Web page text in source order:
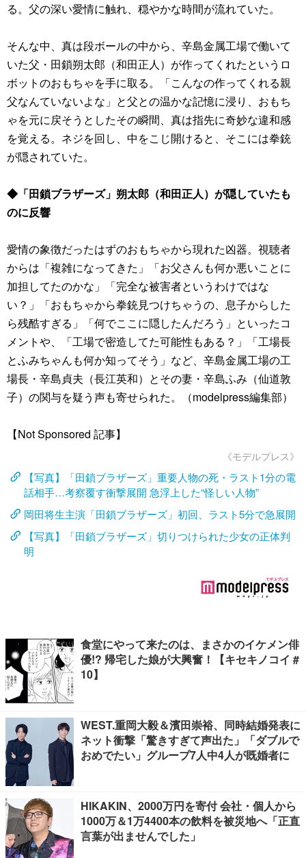
る。父の深い愛情に触れ、穏やかな時間が流れていた。
そんな中、真は段ボールの中から、辛島金属工場で働いて
いた父・田鎖朔太郎（和田正人）が作ってくれたというロ
ボットのおもちゃを手に取る。「こんなの作ってくれる親
父なんていないよな」と父との温かな記憶に浸り、おもち
ゃを元に戻そうとしたその瞬間、真は指先に奇妙な違和感
を覚える。ネジを回し、中をこじ開けると、そこには拳銃
が隠されていた。
◆「田鎖ブラザーズ」朔太郎（和田正人）が隠していたも
のに反響
愛情の象徴だったはずのおもちゃから現れた凶器。視聴者
からは「複雑になってきた」「お父さんも何か悪いことに
加担してたのかな」「完全な被害者というわけではな
い？」「おもちゃから拳銃見つけちゃうの、息子からした
ら残酷すぎる」「何でここに隠したんだろう」といったコ
メントや、「工場で密造してた可能性もある？」「工場長
とふみちゃんも何か知ってそう」など、辛島金属工場の工
場長・辛島貞夫（長江英和）とその妻・辛島ふみ（仙道敦
子）の関与を疑う声も寄せられた。（modelpress編集部）
【Not Sponsored 記事】
《モデルプレス》
【写真】「田鎖ブラザーズ」重要人物の死・ラスト1分の電
話相手…考察覆す衝撃展開 急浮上した“怪しい人物”
岡田将生主演「田鎖ブラザーズ」初回、ラスト5分で急展開
【写真】「田鎖ブラザーズ」切りつけられた少女の正体判
明
食堂にやって来たのは、まさかのイケメン俳
優!? 帰宅した娘が大興奮！【キセキノコイ #
10】
WEST.重岡大毅＆濱田崇裕、同時結婚発表に
ネット衝撃「驚きすぎて声出た」「ダブルで
おめでたい」グループ7人中4人が既婚者に
HIKAKIN、2000万円を寄付 会社・個人から
1000万＆1万4400本の飲料を被災地へ「正直
言葉が出ませんでした」